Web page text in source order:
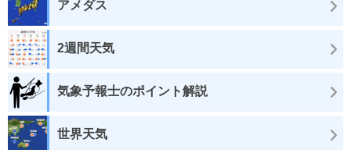
アメダス
2週間天気
気象予報士のポイント解説
世界天気